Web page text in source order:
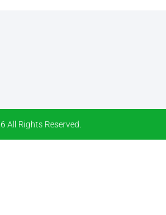
All Rights Reserved.